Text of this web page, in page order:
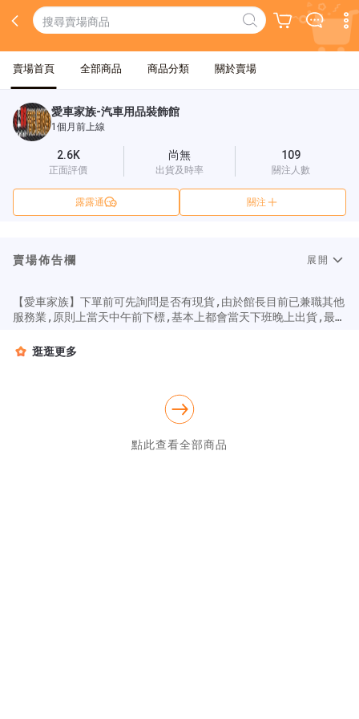
賣場首頁 全部商品 商品分類 關於賣場
愛車家族-汽車用品裝飾館
1個月前上線
2.6K
正面評價
尚無
出貨及時率
109
關注人數
露露通 關注
賣場佈告欄 展開
【愛車家族】下單前可先詢問是否有現貨,由於館長目前已兼職其他
服務業,原則上當天中午前下標,基本上都會當天下班晚上出貨,最晚
量不足沒管制到數量,也會對下標的買家回覆悄悄話告知補貨中,如
逛逛更多
點此查看全部商品